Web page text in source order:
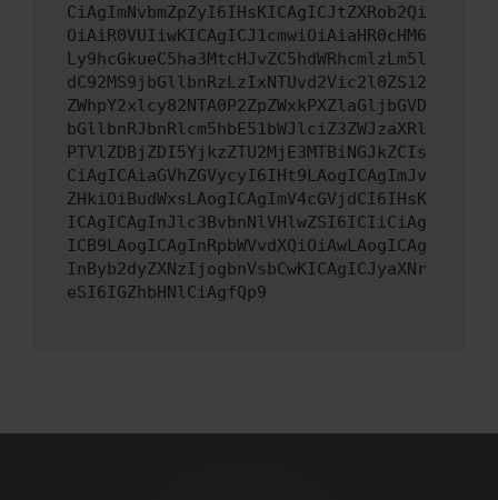
CiAgImNvbmZpZyI6IHsKICAgICJtZXRob2Qi
OiAiR0VUIiwKICAgICJ1cmwiOiAiaHR0cHM6
Ly9hcGkueC5ha3MtcHJvZC5hdWRhcmlzLm5l
dC92MS9jbGllbnRzLzIxNTUvd2Vic2l0ZS12
ZWhpY2xlcy82NTA0P2ZpZWxkPXZlaGljbGVD
bGllbnRJbnRlcm5hbE51bWJlciZ3ZWJzaXRl
PTVlZDBjZDI5YjkzZTU2MjE3MTBiNGJkZCIs
CiAgICAiaGVhZGVycyI6IHt9LAogICAgImJv
ZHkiOiBudWxsLAogICAgImV4cGVjdCI6IHsK
ICAgICAgInJlc3BvbnNlVHlwZSI6ICIiCiAg
ICB9LAogICAgInRpbWVvdXQiOiAwLAogICAg
InByb2dyZXNzIjogbnVsbCwKICAgICJyaXNr
eSI6IGZhbHNlCiAgfQp9